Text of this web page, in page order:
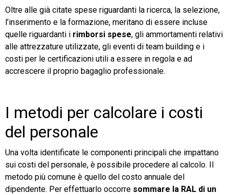
Oltre alle già citate spese riguardanti la ricerca, la selezione,
l’inserimento e la formazione, meritano di essere incluse
quelle riguardanti i rimborsi spese, gli ammortamenti relativi
alle attrezzature utilizzate, gli eventi di team building e i
costi per le certificazioni utili a essere in regola e ad
accrescere il proprio bagaglio professionale.
I metodi per calcolare i costi
del personale
Una volta identificate le componenti principali che impattano
sui costi del personale, è possibile procedere al calcolo. Il
metodo più comune è quello del costo annuale del
dipendente. Per effettuarlo occorre sommare la RAL di un